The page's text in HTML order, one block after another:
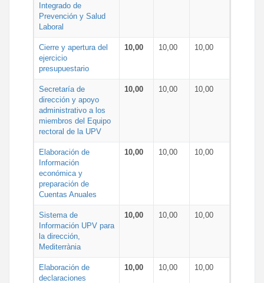
Integrado de
Prevención y Salud
Laboral
Cierre y apertura del
ejercicio
presupuestario
10,00 10,00 10,00
Secretaría de
dirección y apoyo
administrativo a los
miembros del Equipo
rectoral de la UPV
10,00 10,00 10,00
Elaboración de
Información
económica y
preparación de
Cuentas Anuales
10,00 10,00 10,00
Sistema de
Información UPV para
la dirección,
Mediterrània
10,00 10,00 10,00
Elaboración de
declaraciones
10,00 10,00 10,00